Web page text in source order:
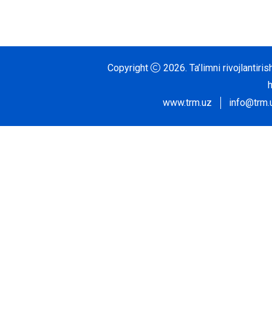
Copyright 2026. Ta’limni
www.trm.uz